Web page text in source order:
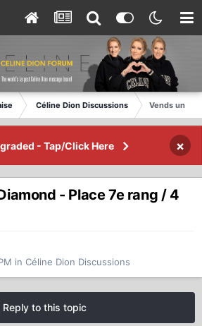
Céline Dion Discussions Vends un
- Tap/Click Here ×
- Place 7e rang / 4
in Céline Dion Discussions
Reply to this topic